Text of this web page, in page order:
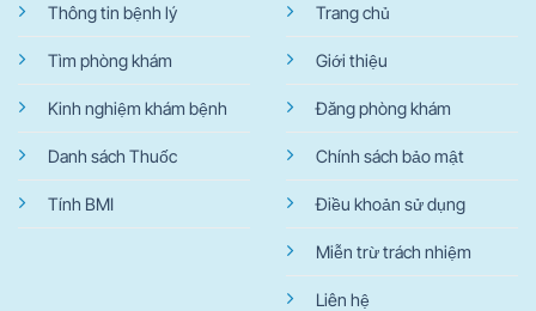
Thông tin bệnh lý
Tìm phòng khám
Kinh nghiệm khám bệnh
Danh sách Thuốc
Tính BMI
Trang chủ
Giới thiệu
Đăng phòng khám
Chính sách bảo mật
Điều khoản sử dụng
Miễn trừ trách nhiệm
Liên hệ